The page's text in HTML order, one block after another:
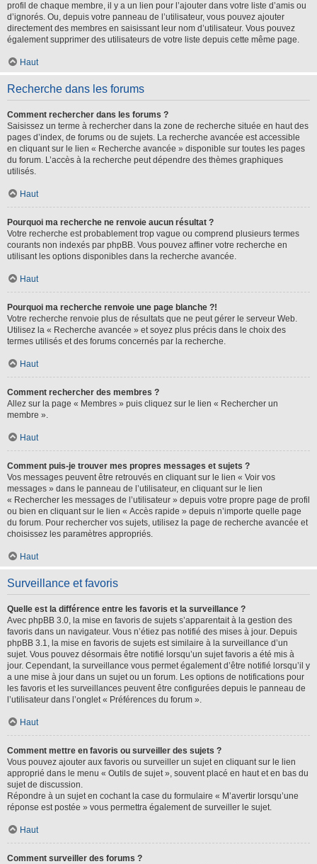
profil de chaque membre, il y a un lien pour l’ajouter dans votre liste d’amis ou
d’ignorés. Ou, depuis votre panneau de l’utilisateur, vous pouvez ajouter
directement des membres en saisissant leur nom d’utilisateur. Vous pouvez
également supprimer des utilisateurs de votre liste depuis cette même page.
Haut
Recherche dans les forums
Comment rechercher dans les forums ?
Saisissez un terme à rechercher dans la zone de recherche située en haut des
pages d’index, de forums ou de sujets. La recherche avancée est accessible
en cliquant sur le lien « Recherche avancée » disponible sur toutes les pages
du forum. L’accès à la recherche peut dépendre des thèmes graphiques
utilisés.
Haut
Pourquoi ma recherche ne renvoie aucun résultat ?
Votre recherche est probablement trop vague ou comprend plusieurs termes
courants non indexés par phpBB. Vous pouvez affiner votre recherche en
utilisant les options disponibles dans la recherche avancée.
Haut
Pourquoi ma recherche renvoie une page blanche ?!
Votre recherche renvoie plus de résultats que ne peut gérer le serveur Web.
Utilisez la « Recherche avancée » et soyez plus précis dans le choix des
termes utilisés et des forums concernés par la recherche.
Haut
Comment rechercher des membres ?
Allez sur la page « Membres » puis cliquez sur le lien « Rechercher un
membre ».
Haut
Comment puis-je trouver mes propres messages et sujets ?
Vos messages peuvent être retrouvés en cliquant sur le lien « Voir vos
messages » dans le panneau de l’utilisateur, en cliquant sur le lien
« Rechercher les messages de l’utilisateur » depuis votre propre page de profil
ou bien en cliquant sur le lien « Accès rapide » depuis n’importe quelle page
du forum. Pour rechercher vos sujets, utilisez la page de recherche avancée et
choisissez les paramètres appropriés.
Haut
Surveillance et favoris
Quelle est la différence entre les favoris et la surveillance ?
Avec phpBB 3.0, la mise en favoris de sujets s’apparentait à la gestion des
favoris dans un navigateur. Vous n’étiez pas notifié des mises à jour. Depuis
phpBB 3.1, la mise en favoris de sujets est similaire à la surveillance d’un
sujet. Vous pouvez désormais être notifié lorsqu’un sujet favoris a été mis à
jour. Cependant, la surveillance vous permet également d’être notifié lorsqu’il y
a une mise à jour dans un sujet ou un forum. Les options de notifications pour
les favoris et les surveillances peuvent être configurées depuis le panneau de
l’utilisateur dans l’onglet « Préférences du forum ».
Haut
Comment mettre en favoris ou surveiller des sujets ?
Vous pouvez ajouter aux favoris ou surveiller un sujet en cliquant sur le lien
approprié dans le menu « Outils de sujet », souvent placé en haut et en bas du
sujet de discussion.
Répondre à un sujet en cochant la case du formulaire « M’avertir lorsqu’une
réponse est postée » vous permettra également de surveiller le sujet.
Haut
Comment surveiller des forums ?